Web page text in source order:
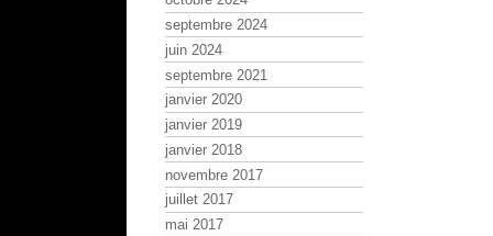
septembre 2024
juin 2024
septembre 2021
janvier 2020
janvier 2019
janvier 2018
novembre 2017
juillet 2017
mai 2017